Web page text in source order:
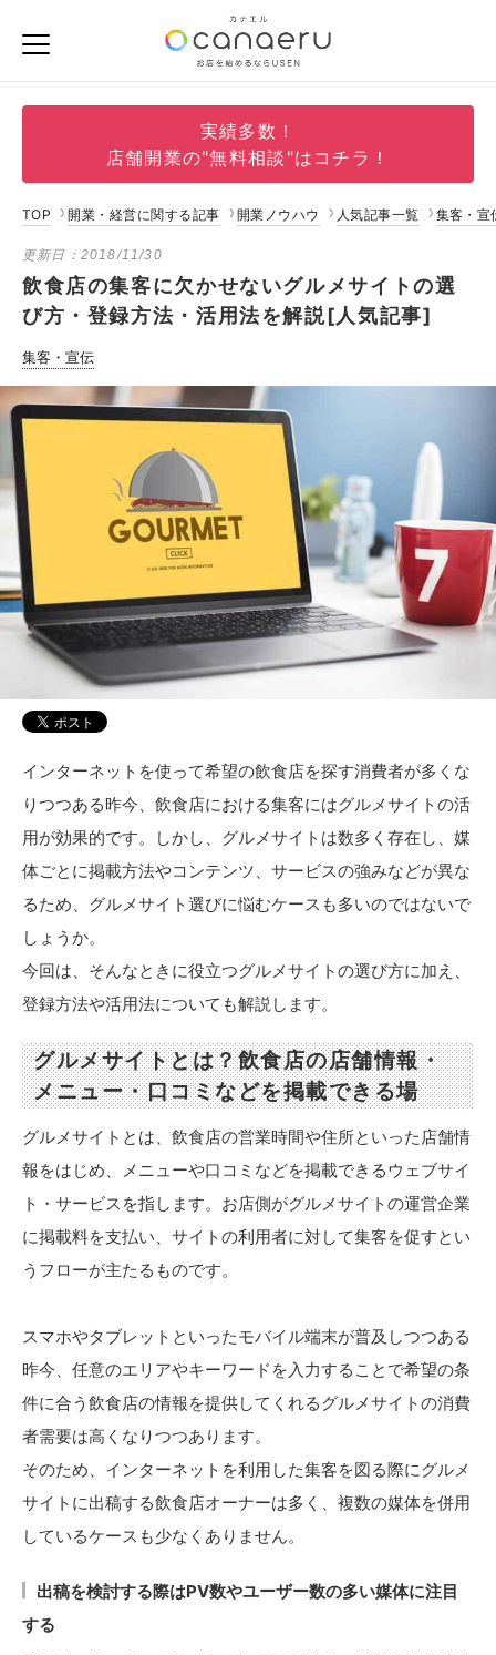
実績多数！
店舗開業の"無料相談"はコチラ！
TOP 開業・経営に関する記事 開業ノウハウ 人気記事一覧 集客・宣
更新日： 2018/11/30
飲食店の集客に欠かせないグルメサイトの選
び方・登録方法・活用法を解説[人気記事]
集客・宣伝
インターネットを使って希望の飲食店を探す消費者が多くな
りつつある昨今、飲食店における集客にはグルメサイトの活
用が効果的です。しかし、グルメサイトは数多く存在し、媒
体ごとに掲載方法やコンテンツ、サービスの強みなどが異な
るため、グルメサイト選びに悩むケースも多いのではないで
しょうか。
今回は、そんなときに役立つグルメサイトの選び方に加え、
登録方法や活用法についても解説します。
グルメサイトとは？飲食店の店舗情報・
メニュー・口コミなどを掲載できる場
グルメサイトとは、飲食店の営業時間や住所といった店舗情
報をはじめ、メニューや口コミなどを掲載できるウェブサイ
ト・サービスを指します。お店側がグルメサイトの運営企業
に掲載料を支払い、サイトの利用者に対して集客を促すとい
うフローが主たるものです。
スマホやタブレットといったモバイル端末が普及しつつある
昨今、任意のエリアやキーワードを入力することで希望の条
件に合う飲食店の情報を提供してくれるグルメサイトの消費
者需要は高くなりつつあります。
そのため、インターネットを利用した集客を図る際にグルメ
サイトに出稿する飲食店オーナーは多く、複数の媒体を併用
しているケースも少なくありません。
出稿を検討する際はPV数やユーザー数の多い媒体に注目
する